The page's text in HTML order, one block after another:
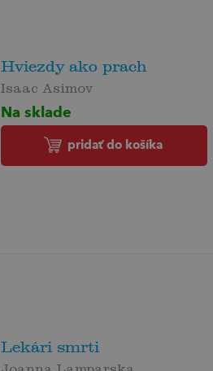
Hviezdy ako prach
Isaac Asimov
Na sklade
pridať do košíka
Lekári smrti
Joanna Lamparska